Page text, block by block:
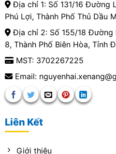
Địa chỉ 1: Số 131/16 Đường
Phú Lợi, Thành Phố Thủ Dầu
Địa chỉ 2: Số 155/18 Đường
8, Thành Phố Biên Hòa, Tỉnh
MST: 3702267225
Email:
Liên Kết
Giới thiệu